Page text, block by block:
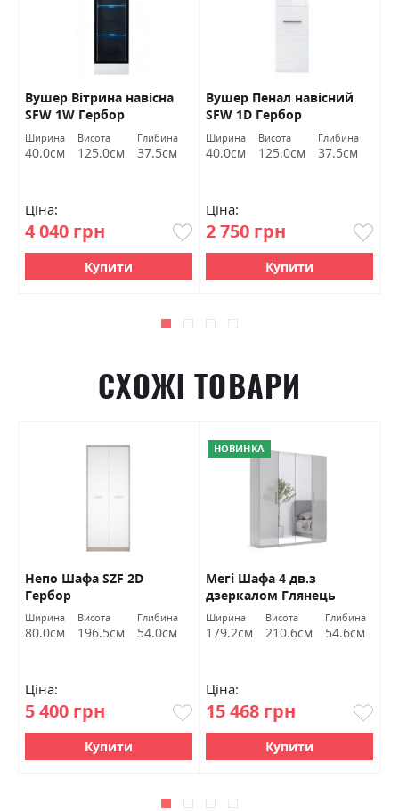
Вушер Вітрина навісна
SFW 1W Гербор
Ширина
40.0см
Висота
125.0см
Глибина
37.5см
Ціна:
4 040 грн
Купити
Вушер Пенал навісний
SFW 1D Гербор
Ширина
40.0см
Висота
125.0см
Глибина
37.5см
Ціна:
2 750 грн
Купити
СХОЖІ ТОВАРИ
Непо Шафа SZF 2D
Гербор
Ширина
80.0см
Висота
196.5см
Глибина
54.0см
Ціна:
5 400 грн
Купити
НОВИНКА
Мегі Шафа 4 дв.з
дзеркалом Глянець
сірий шиншила
Міромарк
Ширина
179.2см
Висота
210.6см
Глибина
54.6см
Ціна:
15 468 грн
Купити